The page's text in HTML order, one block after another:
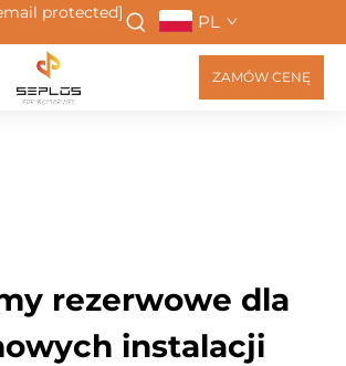
protected] PL
ZAMÓW CENĘ
rezerwowe dla
instalacji